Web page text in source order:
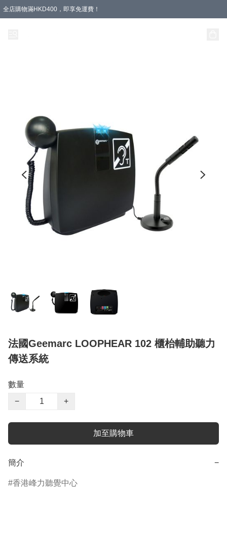
全店購物滿HKD400，即享免運費！
法國Geemarc LOOPHEAR 102 櫃枱輔助聽力
傳送系統
數量
−
+
加至購物車
簡介 −
香港峰力聽覺中心